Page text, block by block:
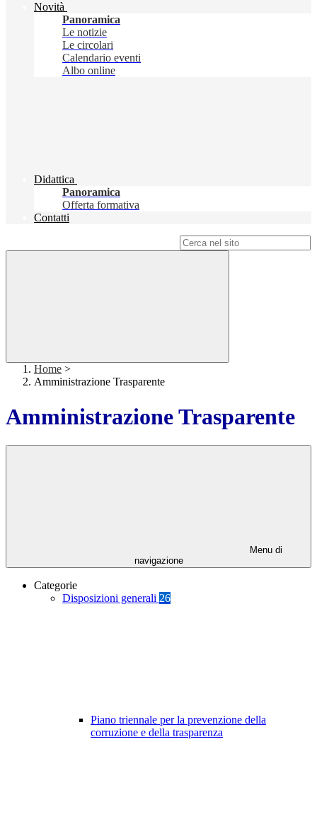
Novità
Panoramica
Le notizie
Le circolari
Calendario eventi
Albo online
Didattica
Panoramica
Offerta formativa
Contatti
Home >
Amministrazione Trasparente
Amministrazione Trasparente
Menu di
navigazione
Categorie
Disposizioni generali 26
Piano triennale per la prevenzione della
corruzione e della trasparenza